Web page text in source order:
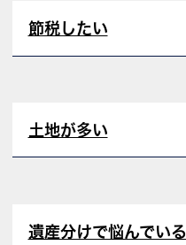
節税したい
土地が多い
遺産分けで悩んでいる